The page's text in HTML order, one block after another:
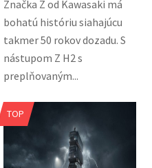
Značka Z od Kawasaki má
bohatú históriu siahajúcu
takmer 50 rokov dozadu. S
nástupom Z H2 s
preplňovaným...
TOP